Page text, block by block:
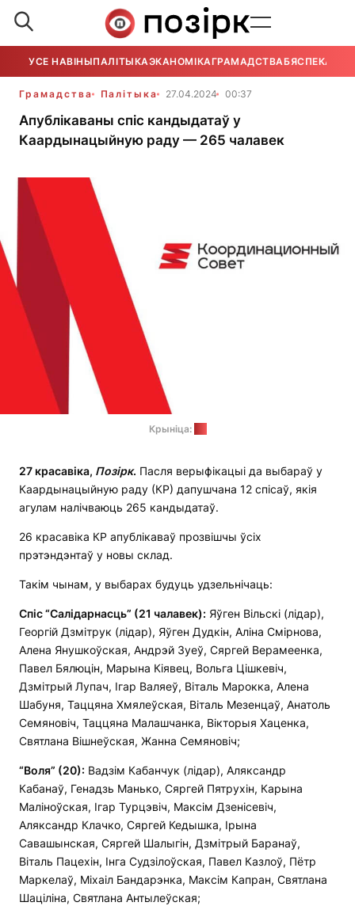
УСЕ НАВІНЫПАЛІТЫКАЭКАНОМІКАГРАМАДСТВАБЯСПЕКА
Грамадства Палітыка 27.04.2024 00:37
Апублікаваны спіс кандыдатаў у
Каардынацыйную раду — 265 чалавек
Крыніца:
27 красавіка, Позірк. Пасля верыфікацыі да выбараў у
Каардынацыйную раду (КР) дапушчана 12 спісаў, якія
агулам налічваюць 265 кандыдатаў.
26 красавіка КР апублікаваў прозвішчы ўсіх
прэтэндэнтаў у новы склад.
Такім чынам, у выбарах будуць удзельнічаць:
Спіс “Салідарнасць” (21 чалавек): Яўген Вільскі (лідар),
Георгій Дзмітрук (лідар), Яўген Дудкін, Аліна Смірнова,
Алена Янушкоўская, Андрэй Зуеў, Сяргей Верамеенка,
Павел Бялюцін, Марына Кіявец, Вольга Цішкевіч,
Дзмітрый Лупач, Ігар Валяеў, Віталь Марокка, Алена
Шабуня, Таццяна Хмялеўская, Віталь Мезенцаў, Анатоль
Семяновіч, Таццяна Малашчанка, Вікторыя Хаценка,
Святлана Вішнеўская, Жанна Семяновіч;
“Воля” (20): Вадзім Кабанчук (лідар), Аляксандр
Кабанаў, Генадзь Манько, Сяргей Пятрухін, Карына
Маліноўская, Ігар Турцэвіч, Максім Дзенісевіч,
Аляксандр Клачко, Сяргей Кедышка, Ірына
Савашынская, Сяргей Шалыгін, Дзмітрый Баранаў,
Віталь Пацехін, Інга Судзілоўская, Павел Казлоў, Пётр
Маркелаў, Міхаіл Бандарэнка, Максім Капран, Святлана
Шаціліна, Святлана Антылеўская;